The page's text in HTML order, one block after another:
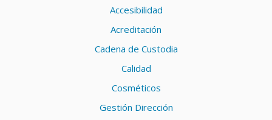
Accesibilidad
Acreditación
Cadena de Custodia
Calidad
Cosméticos
Gestión Dirección